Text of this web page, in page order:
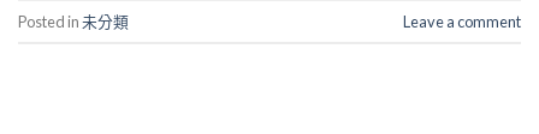
Posted in未分類 Leave a comment